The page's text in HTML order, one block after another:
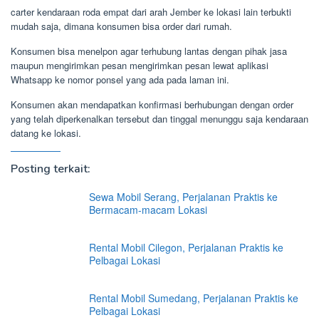
carter kendaraan roda empat dari arah Jember ke lokasi lain terbukti
mudah saja, dimana konsumen bisa order dari rumah.
Konsumen bisa menelpon agar terhubung lantas dengan pihak jasa
maupun mengirimkan pesan mengirimkan pesan lewat aplikasi
Whatsapp ke nomor ponsel yang ada pada laman ini.
Konsumen akan mendapatkan konfirmasi berhubungan dengan order
yang telah diperkenalkan tersebut dan tinggal menunggu saja kendaraan
datang ke lokasi.
Posting terkait:
Sewa Mobil Serang, Perjalanan Praktis ke
Bermacam-macam Lokasi
Rental Mobil Cilegon, Perjalanan Praktis ke
Pelbagai Lokasi
Rental Mobil Sumedang, Perjalanan Praktis ke
Pelbagai Lokasi